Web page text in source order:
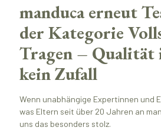
manduca erneut
der Kategorie
Tragen – Qualität
kein Zufall
Wenn unabhängige Expertinnen und
was Eltern seit über 20 Jahren an
uns das besonders stolz.